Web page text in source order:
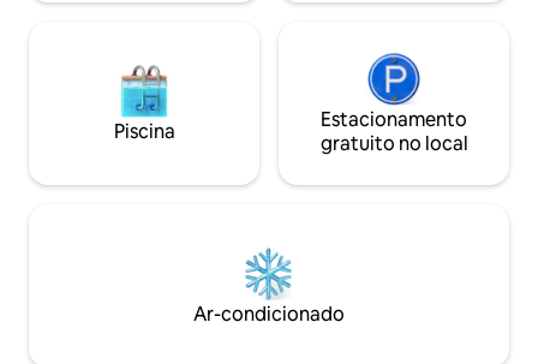
Piscina
Estacionamento
gratuito no local
Ar-condicionado